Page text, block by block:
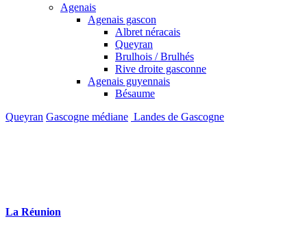
Agenais
Agenais gascon
Albret néracais
Queyran
Brulhois / Brulhés
Rive droite gasconne
Agenais guyennais
Bésaume
Queyran Gascogne médiane Landes de Gascogne
La Réunion